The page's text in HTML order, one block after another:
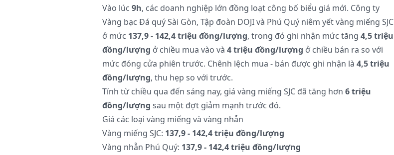
Vào lúc 9h, các doanh nghiệp lớn đồng loạt công bố biểu giá mới. Công ty
Vàng bạc Đá quý Sài Gòn, Tập đoàn DOJI và Phú Quý niêm yết vàng miếng SJC
ở mức 137,9 - 142,4 triệu đồng/lượng, trong đó ghi nhận mức tăng 4,5 triệu
đồng/lượng ở chiều mua vào và 4 triệu đồng/lượng ở chiều bán ra so với
mức đóng cửa phiên trước. Chênh lệch mua - bán được ghi nhận là 4,5 triệu
đồng/lượng, thu hẹp so với trước.
Tính từ chiều qua đến sáng nay, giá vàng miếng SJC đã tăng hơn 6 triệu
đồng/lượng sau một đợt giảm mạnh trước đó.
Giá các loại vàng miếng và vàng nhẫn
Vàng miếng SJC: 137,9 - 142,4 triệu đồng/lượng
Vàng nhẫn Phú Quý: 137,9 - 142,4 triệu đồng/lượng